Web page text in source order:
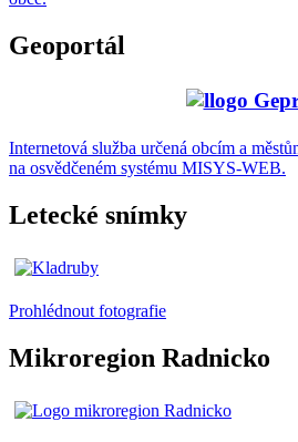
Geoportál
Internetová služba určená obcím a
na osvědčeném systému MISYS-WEB.
Letecké snímky
Prohlédnout fotografie
Mikroregion Radnicko